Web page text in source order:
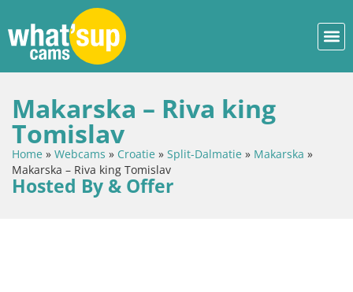
Makarska – Riva king
Tomislav
Home » Webcams » Croatie » Split-Dalmatie » Makarska »
Makarska – Riva king Tomislav
Hosted By & Offer